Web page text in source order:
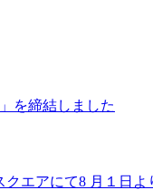
を締結しました
エアにて8 月１日よ